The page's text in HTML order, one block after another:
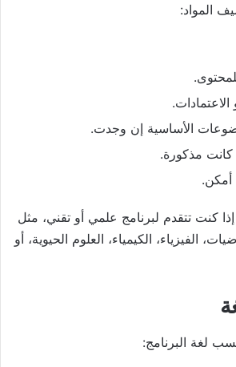
المواد:
الأساسية إن وجدت.
كانت مذكورة.
أمكن.
كنت تتقدم لبرنامج علمي أو تقني، مثل
الفيزياء، الكيمياء، العلوم الحيوية، أو
لغة البرنامج: